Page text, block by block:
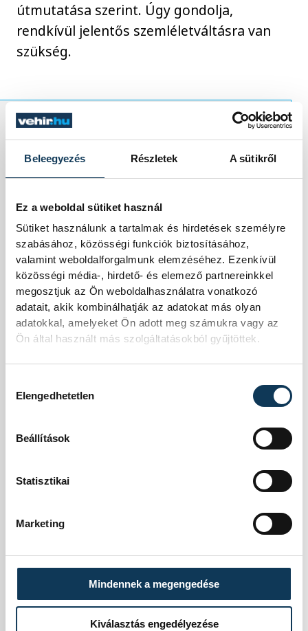
Beleegyezés Részletek A sütikről
Ez a weboldal sütiket használ
Sütiket használunk a tartalmak és hirdetések személyre
szabásához, közösségi funkciók biztosításához,
valamint weboldalforgalmunk elemzéséhez. Ezenkívül
közösségi média-, hirdető- és elemező partnereinkkel
megosztjuk az Ön weboldalhasználatra vonatkozó
adatait, akik kombinálhatják az adatokat más olyan
adatokkal, amelyeket Ön adott meg számukra vagy az
Ön által használt más szolgáltatásokból gyűjtöttek.
Elengedhetetlen
Beállítások
Statisztikai
Marketing
Mindennek a megengedése
Kiválasztás engedélyezése
útmutatása szerint. Úgy gondolja,
rendkívül jelentős szemléletváltásra van
szükség.
Például miért ne
lehetne a
közoktatásban
bevezetni a Jövő, az
Együttműködés, a
Fenntarthatóság
című tantárgyakat?
A hozzáértők
megtöltenék
paradigmaváltás
felé.